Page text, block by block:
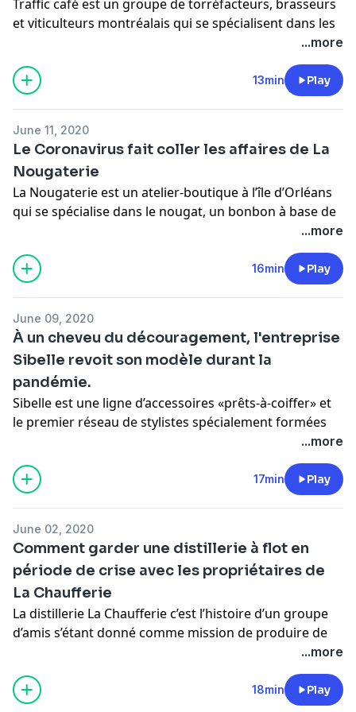
Traffic café est un groupe de torréfacteurs, brasseurs
et viticulteurs montréalais qui se spécialisent dans les
cafés de terroir et les cafés transformés naturels et
expérimentaux. Dans ce balado, on parle avec Greg
Lanctot, un entrepreneur passionné de café qui a su
tirer son épingle du jeu durant la pandémie.
données personnelles -
https://omnystudio.com/policies/listener/fr
...more
13min Play
June 11, 2020
Le Coronavirus fait coller les affaires de La
Nougaterie
La Nougaterie est un atelier-boutique à l’île d’Orléans
qui se spécialise dans le nougat, un bonbon à base de
miel, de noix et de blanc d’œuf. Tombé amoureux du
Québec après un voyage en 2000, le couple formé par
Caroline Marelli et Patrick Augier a travaillé d’arrache-
pied pour faire connaitre cette friandise moins connue
Marelli raconte son histoire d’amour avec l’île
d’Orléans et le nougat, mais aussi, elle explique
comment la pandémie est venue tout chambouler.
Pour de l’information concernant l’utilisation de vos
données personnelles -
https://omnystudio.com/policies/listener/fr
...more
16min Play
June 09, 2020
À un cheveu du découragement, l'entreprise
Sibelle revoit son modèle durant la
pandémie.
Sibelle est une ligne d’accessoires «prêts-à-coiffer» et
le premier réseau de stylistes spécialement formées
pour accompagner les femmes qui doivent composer
avec la perte de leurs cheveux. Avec un modèle
d’affaires reposant sur le contact humain et visant une
clientèle dont la santé peut être fragile, les défis sont
dans le milieu depuis plusieurs années et fondatrice
de Sibelle.
Pour de l’information concernant l’utilisation de vos
données personnelles -
https://omnystudio.com/policies/listener/fr
...more
17min Play
June 02, 2020
Comment garder une distillerie à flot en
période de crise avec les propriétaires de
La Chaufferie
La distillerie La Chaufferie c’est l’histoire d’un groupe
d’amis s’étant donné comme mission de produire de
d'ingrédients du terroir québécois, et ce, dans un
bâtiment d’époque magnifiquement restauré. Dans ce
...more
18min Play